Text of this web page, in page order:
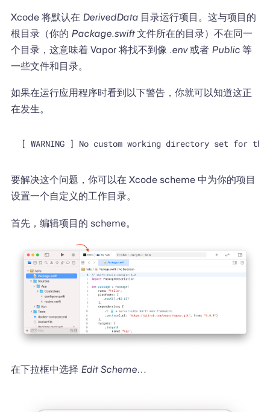
Xcode 将默认在 DerivedData目录运行项目。这与项目的
根目录（你的 Package.swift文件所在的目录）不在同一
个目录，这意味着 Vapor 将找不到像 .env或者 Public等
一些文件和目录。
如果在运行应用程序时看到以下警告，你就可以知道这正
在发生。
要解决这个问题，你可以在 Xcode scheme 中为你的项目
设置一个自定义的工作目录。
首先，编辑项目的 scheme。
在下拉框中选择 Edit Scheme…